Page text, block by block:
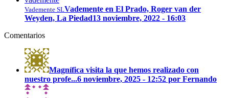
Vademente SLVademente en El Prado, Roger van der
Weyden, La Piedad13 noviembre, 2022 - 16:03
Comentarios
Magnífica visita la que hemos realizado con
nuestro profe...6 noviembre, 2025 - 12:52 por Fernando